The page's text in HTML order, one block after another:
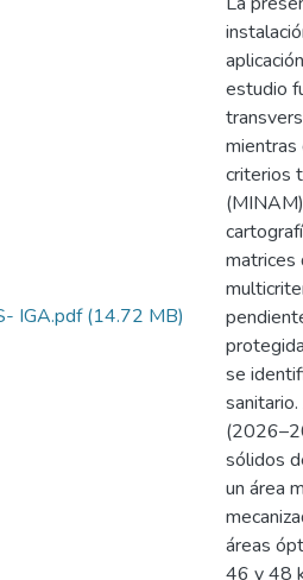
IGA.pdf(14.72 MB)
estudio
mientras
criterios
matrices
se
sólidos
un área
áreas
46 y 48